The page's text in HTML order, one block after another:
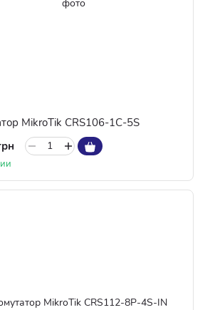
MikroTik CRS106-1C-5S